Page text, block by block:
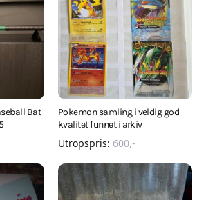
Bat
Pokemon samling i veldig god
kvalitet funnet i arkiv
Utropspris: 600,-
– helt
på QXL.no
kan du selge helt gratis – uten
eller provisjon. Opprett
auksjoner og nå kjøpere som
er interessert.
eller Logg inn